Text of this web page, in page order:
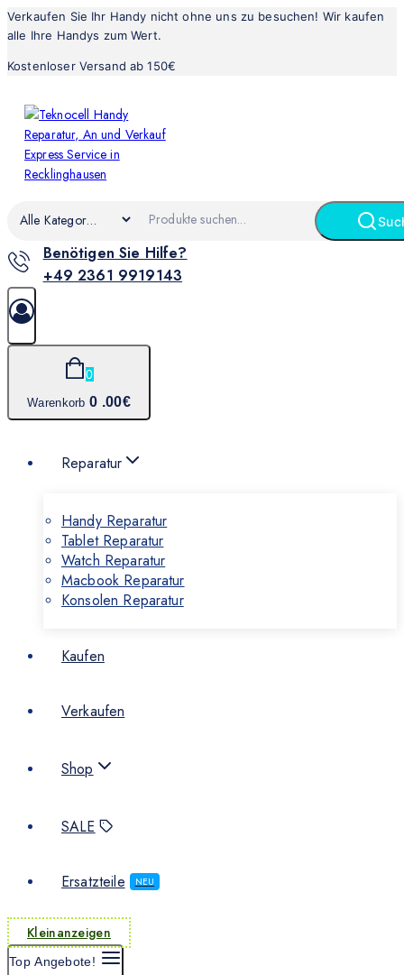
Verkaufen Sie Ihr Handy nicht ohne uns zu besuchen! Wir kaufen
alle Ihre Handys zum Wert.
Kostenloser Versand ab 150€
Benötigen Sie Hilfe?
+49 2361 9919143
0
Warenkorb 0 .00€
Reparatur
Handy Reparatur
Tablet Reparatur
Watch Reparatur
Macbook Reparatur
Konsolen Reparatur
Kaufen
Verkaufen
Shop
SALE
Ersatzteile NEU
Kleinanzeigen
Top Angebote!